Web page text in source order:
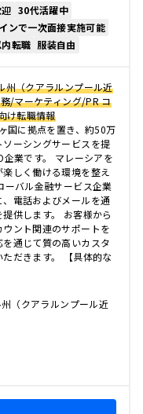
30代活躍中
ンで一次面接実施可能
転職 服装自由
州（クアラルンプール近
/マーケティング/PR コ
け転職情報
国に拠点を置き、約50万
ーシングサービスを提
業です。 マレーシアを
しく働ける環境を整え
ーバル金融サービス企業
電話およびメールを通
供します。 お客様から
ント関連のサポートを
通じて質の高いカスタ
だきます。 【具体的な
（クアラルンプール近